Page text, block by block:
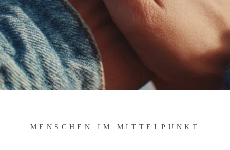
MENSCHEN IM MITTELPUNKT